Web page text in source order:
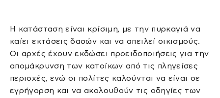
Η κατάσταση είναι κρίσιμη, με την πυρκαγιά να
καίει εκτάσεις δασών και να απειλεί οικισμούς.
Οι αρχές έχουν εκδώσει προειδοποιήσεις για την
απομάκρυνση των κατοίκων από τις πληγείσες
περιοχές, ενώ οι πολίτες καλούνται να είναι σε
εγρήγορση και να ακολουθούν τις οδηγίες των